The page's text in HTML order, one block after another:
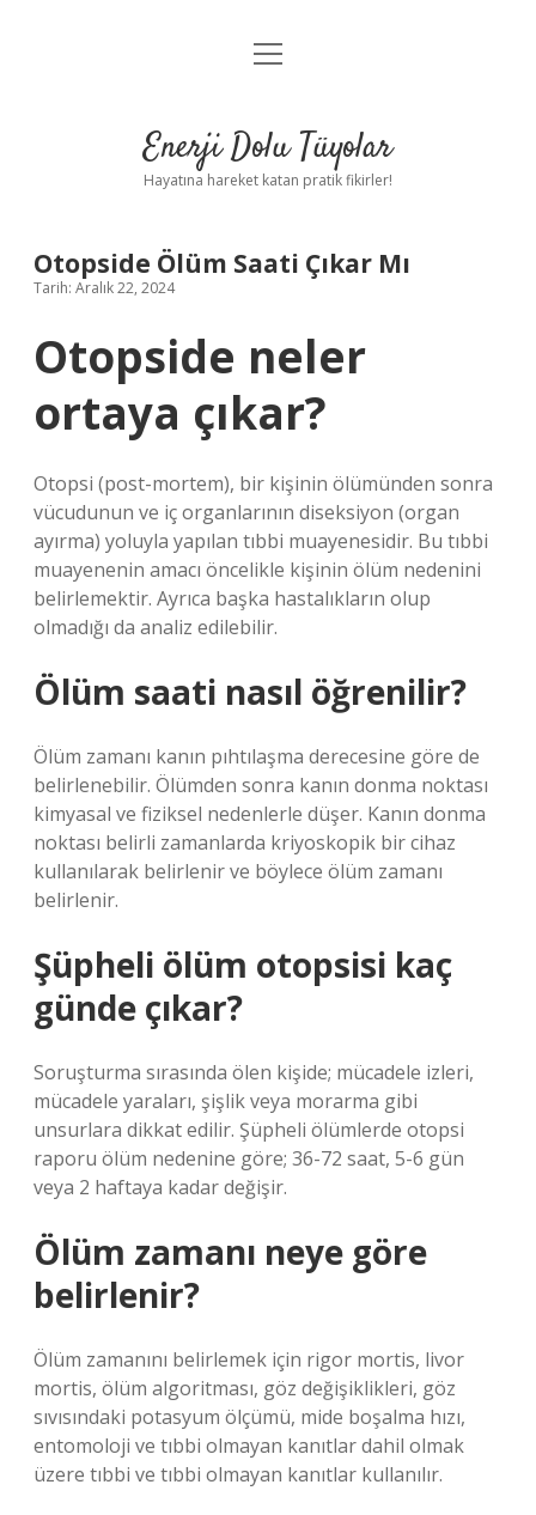
Anasayfa
Yasal Uyarı
menüyü
Enerji Dolu Tüyolar
Hayatına hareket katan pratik fikirler!
Otopside Ölüm Saati Çıkar Mı
Tarih: Aralık 22, 2024
Otopside neler
ortaya çıkar?
Otopsi (post-mortem), bir kişinin ölümünden sonra
vücudunun ve iç organlarının diseksiyon (organ
ayırma) yoluyla yapılan tıbbi muayenesidir. Bu tıbbi
muayenenin amacı öncelikle kişinin ölüm nedenini
belirlemektir. Ayrıca başka hastalıkların olup
olmadığı da analiz edilebilir.
Ölüm saati nasıl öğrenilir?
Ölüm zamanı kanın pıhtılaşma derecesine göre de
belirlenebilir. Ölümden sonra kanın donma noktası
kimyasal ve fiziksel nedenlerle düşer. Kanın donma
noktası belirli zamanlarda kriyoskopik bir cihaz
kullanılarak belirlenir ve böylece ölüm zamanı
belirlenir.
Şüpheli ölüm otopsisi kaç
günde çıkar?
Soruşturma sırasında ölen kişide; mücadele izleri,
mücadele yaraları, şişlik veya morarma gibi
unsurlara dikkat edilir. Şüpheli ölümlerde otopsi
raporu ölüm nedenine göre; 36-72 saat, 5-6 gün
veya 2 haftaya kadar değişir.
Ölüm zamanı neye göre
belirlenir?
Ölüm zamanını belirlemek için rigor mortis, livor
mortis, ölüm algoritması, göz değişiklikleri, göz
sıvısındaki potasyum ölçümü, mide boşalma hızı,
entomoloji ve tıbbi olmayan kanıtlar dahil olmak
üzere tıbbi ve tıbbi olmayan kanıtlar kullanılır.